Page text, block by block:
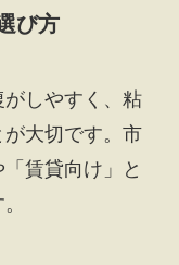
び方
しやすく、粘
大切です。市
賃貸向け」と